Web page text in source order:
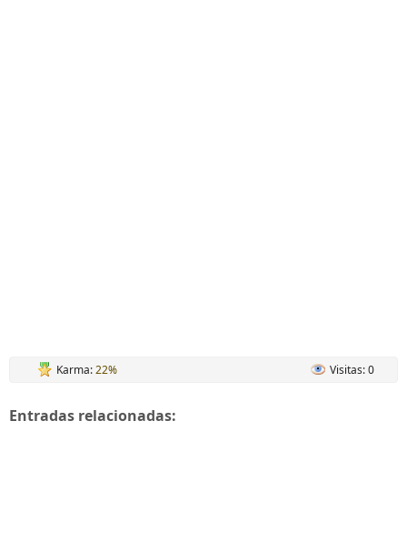
Karma:22% Visitas: 0
Entradas relacionadas: